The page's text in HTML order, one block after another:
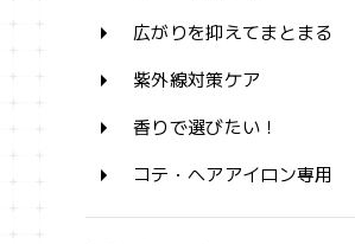
広がりを抑えてまとまる
紫外線対策ケア
香りで選びたい！
コテ・ヘアアイロン専用